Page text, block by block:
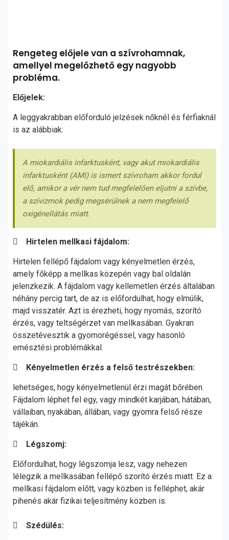
Rengeteg előjele van a szívrohamnak,
amellyel megelőzhető egy nagyobb
probléma.
Előjelek:
A leggyakrabban előforduló jelzések nőknél és férfiaknál
is az alábbiak:
A miokardiális infarktusként, vagy akut miokardiális
infarktusként (AMI) is ismert szívroham akkor fordul
elő, amikor a vér nem tud megfelelően eljutni a szívbe,
a szívizmok pedig megsérülnek a nem megfelelő
oxigénellátás miatt.
 Hirtelen mellkasi fájdalom:
Hirtelen fellépő fájdalom vagy kényelmetlen érzés,
amely főképp a mellkas közepén vagy bal oldalán
jelenzkezik. A fájdalom vagy kellemetlen érzés általában
néhány percig tart, de az is előfordulhat, hogy elmúlik,
majd visszatér. Azt is érezheti, hogy nyomás, szorító
érzés, vagy teltségérzet van mellkasában. Gyakran
összetévesztik a gyomorégéssel, vagy hasonló
emésztési problémákkal.
 Kényelmetlen érzés a felső testrészekben:
lehetséges, hogy kényelmetlenül érzi magát bőrében.
Fájdalom léphet fel egy, vagy mindkét karjában, hátában,
vállaiban, nyakában, állában, vagy gyomra felső része
tájékán.
 Légszomj:
Előfordulhat, hogy légszomja lesz, vagy nehezen
lélegzik a mellkasában fellépő szorító érzés miatt. Ez a
mellkasi fájdalom előtt, vagy közben is felléphet, akár
pihenés akár fizikai teljesítmény közben is.
 Szédülés: